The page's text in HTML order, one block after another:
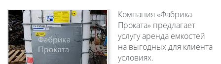
Компания «Фабрика
Проката» предлагает
услугу аренда емкостей
на выгодных для клиента
условиях.